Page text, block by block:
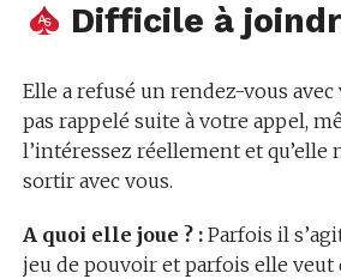
Difficile à
Elle a refusé un rendez-vous avec
pas rappelé suite à votre appel,
l’intéressez réellement et qu’elle
sortir avec vous.
A quoi elle joue ? : Parfois il
jeu de pouvoir et parfois elle veut